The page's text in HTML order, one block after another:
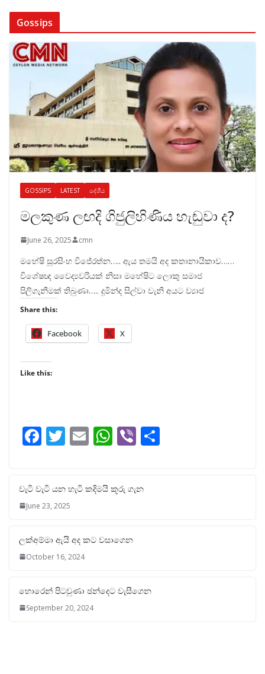
Gossips
GOSSIPS LATEST දේශීය
මලකුණ ලඟදි ගිජුලිහිණිය හැඬුවා ද?
June 26, 2025 cmn
මහේෂි සූරසිංහ විජේරත්න….. ඇය තමයි අද කතානායිකාව……
විශේෂඥ වෛද්‍යවරියක් නිසා මහේෂිට ලොකු සමාජ
පිලිගැනීමක් තිබුණා….. දුමින්ද සිල්වා වැනි අයට ව්‍යාජ
Share this:
Facebook X
Like this:
F
b
o
o
k
T
er
E
l
W
s
p
Vi
වැටි වැටි යන හැටි කදිමයි කූරු ගැන
June 23, 2025
ලක්අම්මා ඇයි අද කට වසාගෙන
October 16, 2024
හොරෙන් පිටවුණා ඡන්දෙට වැසීගෙන
September 20, 2024